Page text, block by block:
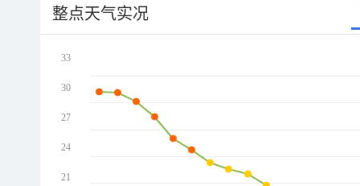
整点天气实况
33
30
27
24
21